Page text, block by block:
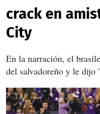
crack en
City
En la narración, el
del salvadoreño y le dijo